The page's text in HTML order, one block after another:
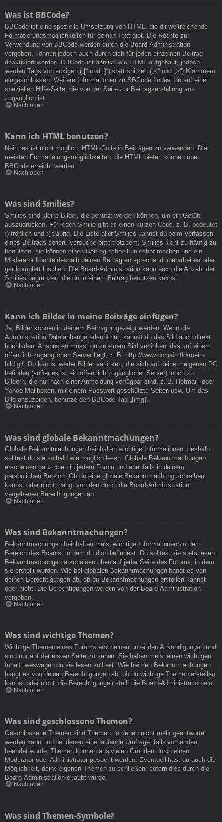
Was ist BBCode?
BBCode ist eine spezielle Umsetzung von HTML, die dir weitreichende
Formatierungsmöglichkeiten für deinen Text gibt. Die Rechte zur
Verwendung von BBCode werden durch die Board-Administration
vergeben, können jedoch auch durch dich für jeden einzelnen Beitrag
deaktiviert werden. BBCode ist ähnlich wie HTML aufgebaut, jedoch
werden Tags von eckigen („[“ und „]“) statt spitzen („<“ und „>“) Klammern
eingeschlossen. Weitere Informationen zu BBCode findest du auf einer
speziellen Hilfe-Seite, die von der Seite zur Beitragserstellung aus
zugänglich ist.
Nach oben
Kann ich HTML benutzen?
Nein, es ist nicht möglich, HTML-Code in Beiträgen zu verwenden. Die
meisten Formatierungsmöglichkeiten, die HTML bietet, können über
BBCode erreicht werden.
Nach oben
Was sind Smilies?
Smilies sind kleine Bilder, die benutzt werden können, um ein Gefühl
auszudrücken. Für jeden Smilie gibt es einen kurzen Code, z. B. bedeutet
:) fröhlich und :( traurig. Die Liste aller Smilies kannst du beim Verfassen
eines Beitrags sehen. Versuche bitte trotzdem, Smilies nicht zu häufig zu
benutzen, sie können einen Beitrag schnell unlesbar machen und ein
Moderator könnte deshalb deinen Beitrag entsprechend überarbeiten oder
gar komplett löschen. Die Board-Administration kann auch die Anzahl der
Smilies begrenzen, die du in einem Beitrag benutzen kannst.
Nach oben
Kann ich Bilder in meine Beiträge einfügen?
Ja, Bilder können in deinem Beitrag angezeigt werden. Wenn die
Administration Dateianhänge erlaubt hat, kannst du das Bild auch direkt
hochladen. Ansonsten musst du zu einem Bild verlinken, das auf einem
öffentlich zugänglichen Server liegt, z. B. http://www.domain.tld/mein-
bild.gif. Du kannst weder Bilder verlinken, die sich auf deinem eigenen PC
befinden (außer es ist ein öffentlich zugänglicher Server), noch zu
Bildern, die nur nach einer Anmeldung verfügbar sind, z. B. Hotmail- oder
Yahoo-Mailboxen, mit einem Passwort geschützte Seiten usw. Um das
Bild anzuzeigen, benutze den BBCode-Tag „[img]“.
Nach oben
Was sind globale Bekanntmachungen?
Globale Bekanntmachungen beinhalten wichtige Informationen, deshalb
solltest du sie so bald wie möglich lesen. Globale Bekanntmachungen
erscheinen ganz oben in jedem Forum und ebenfalls in deinem
persönlichen Bereich. Ob du eine globale Bekanntmachung schreiben
kannst oder nicht, hängt von den durch die Board-Administration
vergebenen Berechtigungen ab.
Nach oben
Was sind Bekanntmachungen?
Bekanntmachungen beinhalten meist wichtige Informationen zu dem
Bereich des Boards, in dem du dich befindest. Du solltest sie stets lesen.
Bekanntmachungen erscheinen oben auf jeder Seite des Forums, in dem
sie erstellt wurden. Wie bei globalen Bekanntmachungen hängt es von
deinen Berechtigungen ab, ob du Bekanntmachungen erstellen kannst
oder nicht. Die Berechtigungen werden von der Board-Administration
vergeben.
Nach oben
Was sind wichtige Themen?
Wichtige Themen eines Forums erscheinen unter den Ankündigungen und
sind nur auf der ersten Seite zu sehen. Sie haben meist einen wichtigen
Inhalt, weswegen du sie lesen solltest. Wie bei den Bekanntmachungen
hängt es von deinen Berechtigungen ab, ob du wichtige Themen erstellen
kannst oder nicht; die Berechtigungen stellt die Board-Administration ein.
Nach oben
Was sind geschlossene Themen?
Geschlossene Themen sind Themen, in denen nicht mehr geantwortet
werden kann und bei denen eine laufende Umfrage, falls vorhanden,
beendet wurde. Themen können aus vielen Gründen durch einen
Moderator oder Administrator gesperrt werden. Eventuell hast du auch die
Möglichkeit, deine eigenen Themen zu schließen, sofern dies durch die
Board-Administration erlaubt wurde.
Nach oben
Was sind Themen-Symbole?